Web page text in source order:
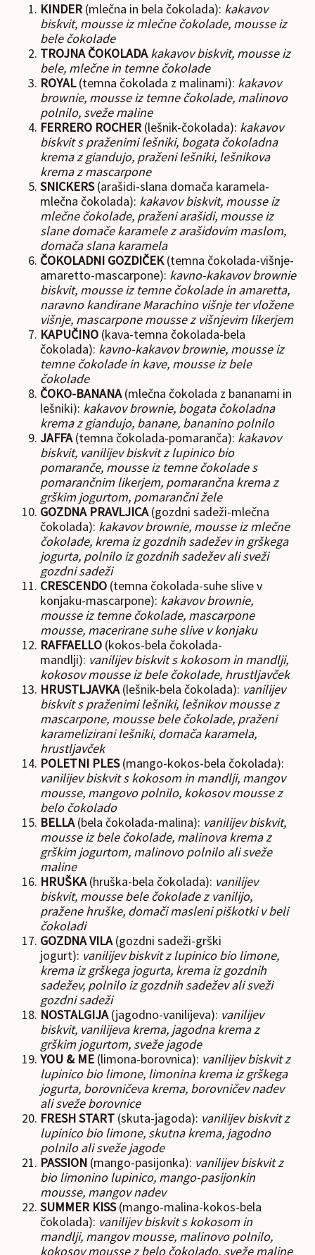
KINDER(mlečna in bela čokolada): kakavov
biskvit, mousse iz mlečne čokolade, mousse iz
bele čokolade
TROJNA ČOKOLADA kakavov biskvit, mousse iz
bele, mlečne in temne čokolade
ROYAL(temna čokolada z malinami): kakavov
brownie, mousse iz temne čokolade, malinovo
polnilo, sveže maline
FERRERO ROCHER(lešnik-čokolada): kakavov
biskvit s praženimi lešniki, bogata čokoladna
krema z giandujo, praženi lešniki, lešnikova
krema z mascarpone
SNICKERS(arašidi-slana domača karamela-
mlečna čokolada): kakavov biskvit, mousse iz
mlečne čokolade, praženi arašidi, mousse iz
slane domače karamele z arašidovim maslom,
domača slana karamela
ČOKOLADNI GOZDIČEK(temna čokolada-višnje-
amaretto-mascarpone): kavno-kakavov brownie
biskvit, mousse iz temne čokolade in amaretta,
naravno kandirane Marachino višnje ter vložene
višnje, mascarpone mousse z višnjevim likerjem
KAPUČINO (kava-temna čokolada-bela
čokolada): kavno-kakavov brownie, mousse iz
temne čokolade in kave, mousse iz bele
čokolade
ČOKO-BANANA(mlečna čokolada z bananami in
lešniki): kakavov brownie, bogata čokoladna
krema z giandujo, banane, bananino polnilo
JAFFA(temna čokolada-pomaranča): kakavov
biskvit, vanilijev biskvit z lupinico bio
pomaranče, mousse iz temne čokolade s
pomarančnim likerjem, pomarančna krema z
grškim jogurtom, pomarančni žele
GOZDNA PRAVLJICA(gozdni sadeži-mlečna
čokolada): kakavov brownie, mousse iz mlečne
čokolade, krema iz gozdnih sadežev in grškega
jogurta, polnilo iz gozdnih sadežev ali sveži
gozdni sadeži
CRESCENDO(temna čokolada-suhe slive v
konjaku-mascarpone): kakavov brownie,
mousse iz temne čokolade, mascarpone
mousse, macerirane suhe slive v konjaku
RAFFAELLO(kokos-bela čokolada-
mandlji): vanilijev biskvit s kokosom in mandlji,
kokosov mousse iz bele čokolade, hrustljavček
HRUSTLJAVKA(lešnik-bela čokolada): vanilijev
biskvit s praženimi lešniki, lešnikov mousse z
mascarpone, mousse bele čokolade, praženi
karamelizirani lešniki, domača karamela,
hrustljavček
POLETNI PLES(mango-kokos-bela čokolada):
vanilijev biskvit s kokosom in mandlji, mangov
mousse, mangovo polnilo, kokosov mousse z
belo čokolado
BELLA(bela čokolada-malina): vanilijev biskvit,
mousse iz bele čokolade, malinova krema z
grškim jogurtom, malinovo polnilo ali sveže
maline
HRUŠKA(hruška-bela čokolada): vanilijev
biskvit, mousse bele čokolade z vanilijo,
pražene hruške, domači masleni piškotki v beli
čokoladi
GOZDNA VILA(gozdni sadeži-grški
jogurt): vanilijev biskvit z lupinico bio limone,
krema iz grškega jogurta, krema iz gozdnih
sadežev, polnilo iz gozdnih sadežev ali sveži
gozdni sadeži
NOSTALGIJA(jagodno-vanilijeva): vanilijev
biskvit, vanilijeva krema, jagodna krema z
grškim jogurtom, sveže jagode
YOU & ME(limona-borovnica): vanilijev biskvit z
lupinico bio limone, limonina krema iz grškega
jogurta, borovničeva krema, borovničev nadev
ali sveže borovnice
FRESH START(skuta-jagoda): vanilijev biskvit z
lupinico bio limone, skutna krema, jagodno
polnilo ali sveže jagode
PASSION(mango-pasijonka): vanilijev biskvit z
bio limonino lupinico, mango-pasijonkin
mousse, mangov nadev
SUMMER KISS(mango-malina-kokos-bela
čokolada): vanilijev biskvit s kokosom in
mandlji, mangov mousse, malinovo polnilo,
kokosov mousse z belo čokolado, sveže maline